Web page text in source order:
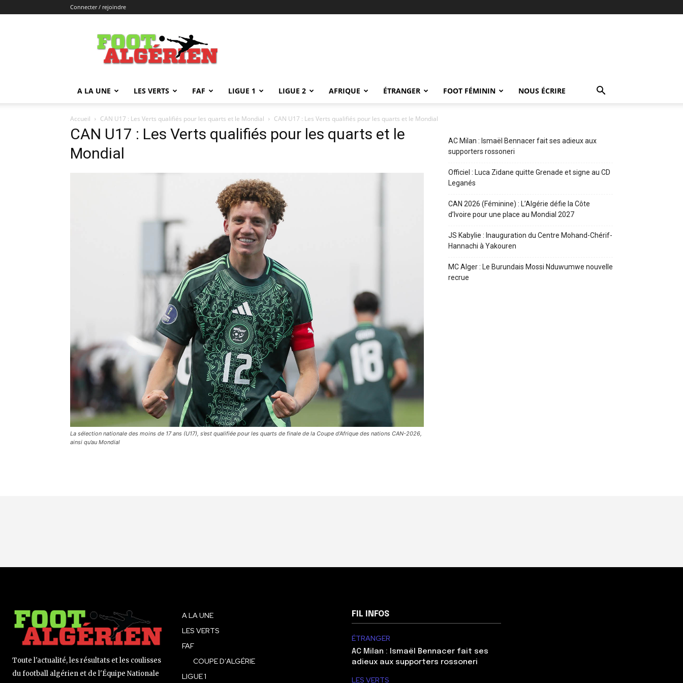
Connecter / rejoindre
FOOTALGERIEN
A LA UNE LES VERTS FAF LIGUE 1 LIGUE 2 AFRIQUE ÉTRANGER FOOT FÉMININ NOUS ÉCRIRE
Accueil CAN U17 : Les Verts qualifiés pour les quarts et le Mondial CAN U17 : Les Verts qualifiés pour les quarts et le Mondial
CAN U17 : Les Verts qualifiés pour les quarts et le
Mondial
La sélection nationale des moins de 17 ans (U17), s’est qualifiée pour les quarts de finale de la Coupe d’Afrique des nations CAN-2026,
ainsi qu’au Mondial
AC Milan : Ismaël Bennacer fait ses adieux aux
supporters rossoneri
Officiel : Luca Zidane quitte Grenade et signe au CD
Leganés
CAN 2026 (Féminine) : L’Algérie défie la Côte
d’Ivoire pour une place au Mondial 2027
JS Kabylie : Inauguration du Centre Mohand-Chérif-
Hannachi à Yakouren
MC Alger : Le Burundais Mossi Nduwumwe nouvelle
recrue
Toute l'actualité, les résultats et les coulisses
du football algérien et de l'Équipe Nationale
A LA UNE
LES VERTS
FAF
COUPE D’ALGÉRIE
LIGUE 1
FIL INFOS
ÉTRANGER
AC Milan : Ismaël Bennacer fait ses
adieux aux supporters rossoneri
LES VERTS